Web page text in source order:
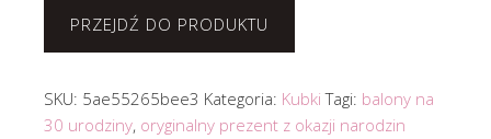
PRZEJDŹ DO PRODUKTU
SKU: 5ae55265bee3 Kategoria: Kubki Tagi: balony na
30 urodziny, oryginalny prezent z okazji narodzin